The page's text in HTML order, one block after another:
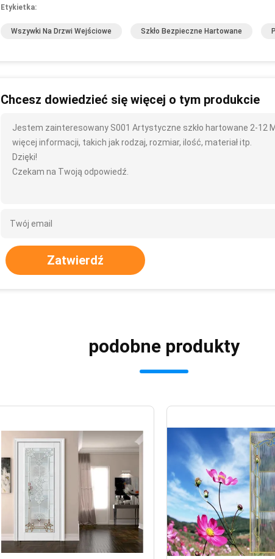
Etykietka:
Wszywki Na Drzwi Wejściowe Szkło Bezpieczne Hartowane
Chcesz dowiedzieć się więcej o tym produkcie
Jestem zainteresowany S001 Artystyczne szkło hartowane 2-12
więcej informacji, takich jak rodzaj, rozmiar, ilość, materiał itp.
Dzięki!
Czekam na Twoją odpowiedź.
Zatwierdź
podobne produkty